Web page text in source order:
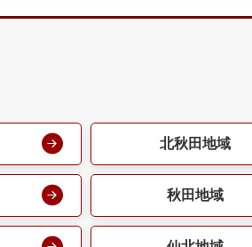
北秋田地域
秋田地域